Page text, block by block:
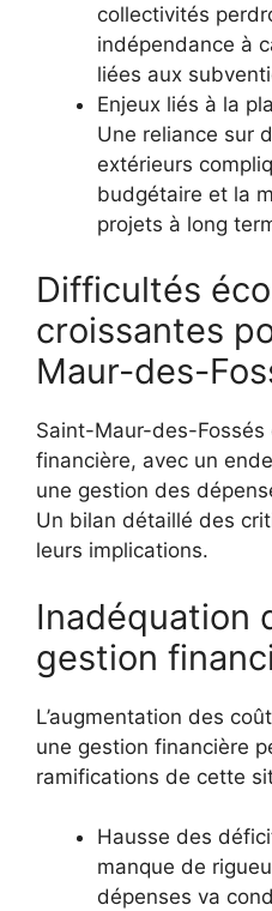
collectivités
indépendance à
liées aux
Enjeux liés à la
Une reliance sur
extérieurs
budgétaire et la
projets à long
Difficultés
croissantes
Maur-des-
Saint-Maur-des-
financière, avec un
une gestion des
Un bilan détaillé des
leurs implications.
Inadéquation
gestion
L’augmentation des
une gestion financière
ramifications de cette
Hausse des
manque de
dépenses va